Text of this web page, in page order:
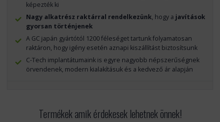
képezték ki
Nagy alkatrész raktárral rendelkezünk, hogy a javítások
gyorsan történjenek
A GC japán gyártótól 1200 féleséget tartunk folyamatosan
raktáron, hogy igény esetén aznapi kiszállítást biztosítsunk
C-Tech implantátumaink is egyre nagyobb népszerűségnek
örvendenek, modern kialakításuk és a kedvező ár alapján
Termékek amik érdekesek lehetnek önnek!